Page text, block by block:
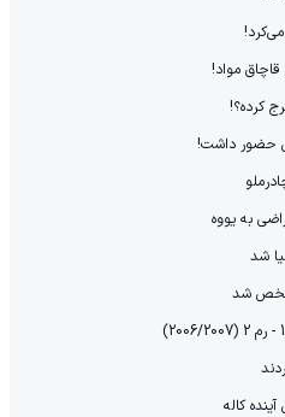
قاچاق مواد!
کرده؟!
حضور داشت!
به یووه
شد
شد
کاله